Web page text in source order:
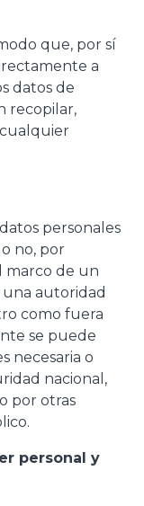
que, por sí
a
datos de
recopilar,
personales
no, por
marco de un
autoridad
como fuera
se puede
necesaria o
nacional,
por otras
personal y